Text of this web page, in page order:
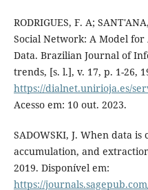
RODRIGUES, F. A;
Social Network: A Model for
Data. Brazilian Journal of
trends, [s. l.], v. 17, p. 1-26,
https://dialnet.unirioja.es/
Acesso em: 10 out. 2023.
SADOWSKI, J. When data
accumulation, and
2019. Disponível em:
https://